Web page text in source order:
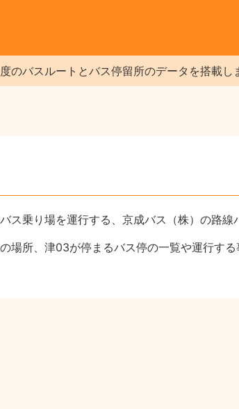
バスルートとバス停留所のデータを搭載し
乗り場を運行する、京成バス（株）の路線
場所、津03が停まるバス停の一覧や運行する